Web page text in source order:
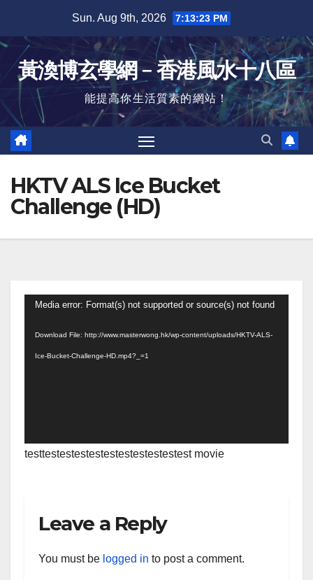
content
Sun. Aug 9th, 2026 7:13:24 PM
黃渙博玄學網﹣香港風水十八區
能提高你生活質素的網站！
HKTV ALS Ice Bucket
Challenge (HD)
Video
Media error: Format(s) not supported or source(s) not found
Download File: http://www.masterwong.hk/wp-content/uploads/HKTV-ALS-
Ice-Bucket-Challenge-HD.mp4?_=1
testtestestestestestestestestestest movie
Leave a Reply
You must be logged in to post a comment.